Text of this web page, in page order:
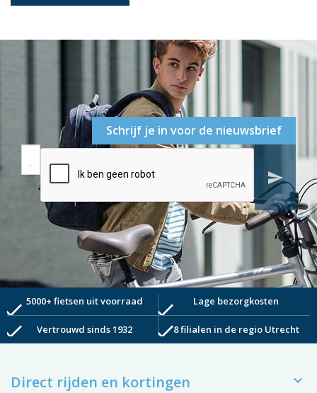
Schrijf je in voor de nieuwsbrief
send
check5000+ fietsen uit voorraad check Lage bezorgkosten
check Vertrouwd sinds 1932 check8 filialen in de regio Utrecht
Direct rijden en kortingen 